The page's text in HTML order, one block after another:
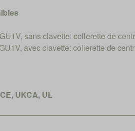
sans clavette: collerette de
avec clavette: collerette de
UKCA, UL